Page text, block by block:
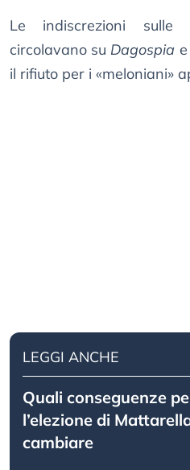
Le indiscrezioni sulle
circolavano su Dagospia e
il rifiuto per i «meloniani»
LEGGI ANCHE
Quali conseguenze
l’elezione di
cambiare